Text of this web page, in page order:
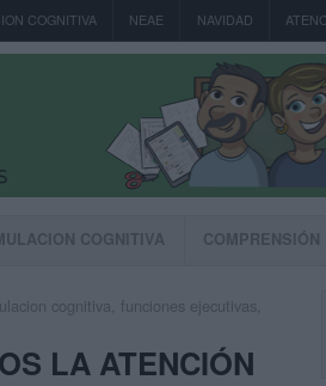
COGNITIVA NEAE NAVIDAD
COGNITIVA COMPRENSIÓN
cognitiva funciones ejecutivas
LA ATENCIÓN